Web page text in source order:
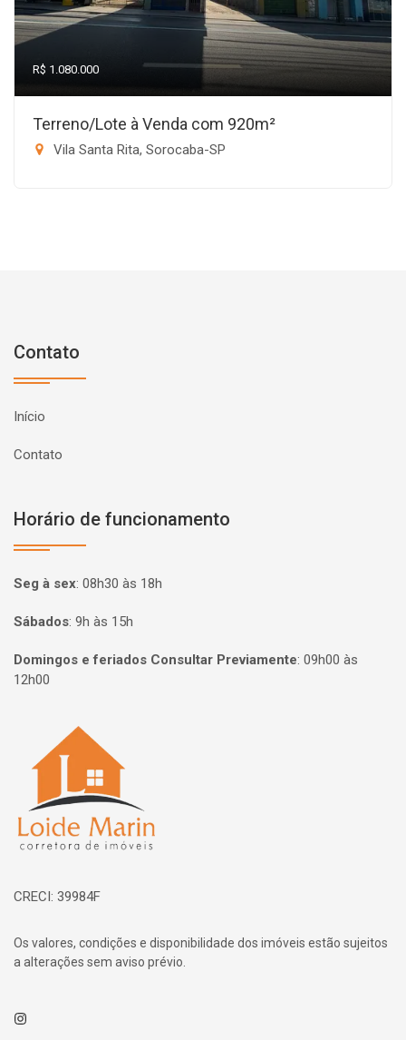
R$ 1.080.000
Terreno/Lote à Venda com 920m²
Vila Santa Rita, Sorocaba-SP
Contato
Início
Contato
Horário de funcionamento
Seg à sex: 08h30 às 18h
Sábados: 9h às 15h
Domingos e feriados Consultar Previamente: 09h00 às
12h00
Página inicial
CRECI: 39984F
Os valores, condições e disponibilidade dos imóveis estão sujeitos
a alterações sem aviso prévio.
Instagram